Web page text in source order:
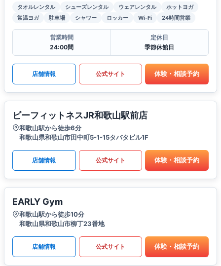
タオルレンタル シューズレンタル ウェアレンタル
ホットヨガ
常温ヨガ
駐車場 シャワー ロッカー Wi-Fi 24時間営業
営業時間
24:00間
定休日
季節休館日
店舗情報 公式サイト 体験・相談予約
ビーフィットネスJR和歌山駅前店
和歌山駅から徒歩6分
和歌山県和歌山市田中町5-1-15タバタビル1F
店舗情報 公式サイト 体験・相談予約
EARLY Gym
和歌山駅から徒歩10分
和歌山県和歌山市柳丁23番地
店舗情報 公式サイト 体験・相談予約